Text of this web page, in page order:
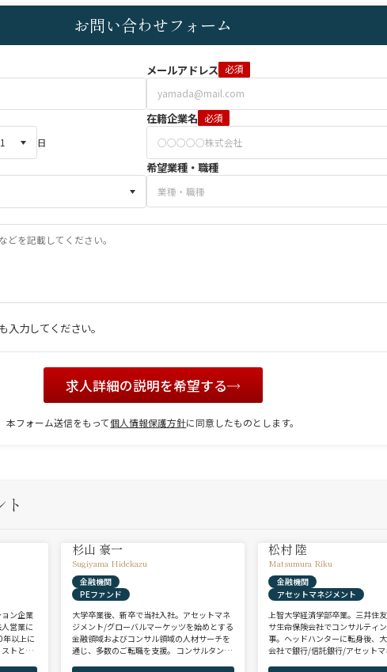
お問い合わせフォーム
メールアドレス 必須
日
在籍企業名 必須
希望業種・職種
入力してください。
求人詳細の説明を希望する
本フォーム送信をもって個人情報保護方針に同意したものとします。
ン企業
営業に
年以上に
トとし
杉山 豪一
Sugiyama Hidekazu
金融機関
PEファンド
大学卒業後、新卒で当社入社。アセットマネ
ジメント/グローバルマーケッツを始めとする
金融領域およびコンサル領域の人材サーチを
通じ、多数のご転職を支援。 コンサルタント
松村 陸
Matsumura Riku
金融機関
アセットマネジメント
上智大学経済学部卒業。三井住
サ生命保険会社でコンサルティ
事。ヘッドハンターに転身後、
会社で銀行/信託銀行/アセット